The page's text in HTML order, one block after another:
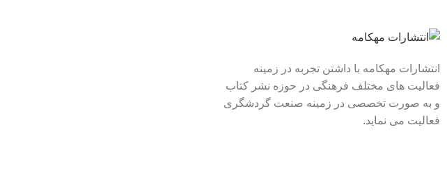
انتشارات مهکامه با داشتن تجربه در زمینه
فعالیت های مختلف فرهنگی در حوزه نشر کتاب
و به صورت تخصصی در زمینه صنعت گردشگری
فعالیت می نماید.